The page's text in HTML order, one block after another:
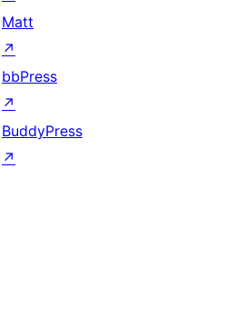
Matt
↗
bbPress
↗
BuddyPress
↗